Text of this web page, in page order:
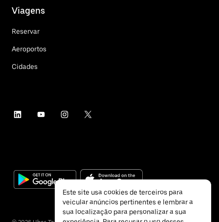
Viagens
Reservar
Aeroportos
Cidades
Este site usa cookies de terceiros para
veicular anúncios pertinentes e lembrar a
sua localização para personalizar a sua